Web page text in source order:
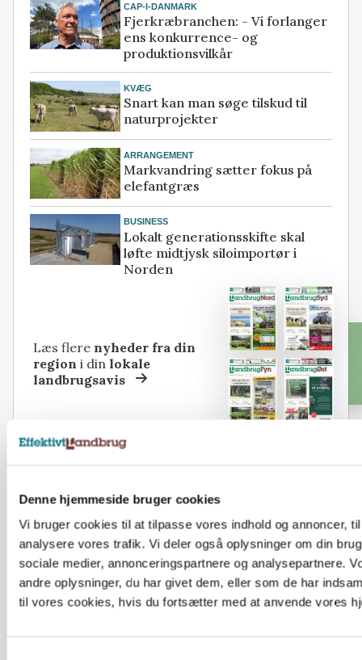
Denne hjemmeside bruger cookies
Vi bruger cookies til at tilpasse vores indhold og annoncer,
analysere vores trafik. Vi deler også oplysninger om din
sociale medier, annonceringspartnere og analysepartnere.
andre oplysninger, du har givet dem, eller som de har
til vores cookies, hvis du fortsætter med at anvende vores
CAP-I-DANMARK
Fjerkræbranchen: - Vi forlanger
ens konkurrence- og
produktionsvilkår
KVÆG
Snart kan man søge tilskud til
naturprojekter
ARRANGEMENT
Markvandring sætter fokus på
elefantgræs
BUSINESS
Lokalt generationsskifte skal
løfte midtjysk siloimportør i
Norden
Læs flere nyheder fra din
region i dinlokale
landbrugsavis